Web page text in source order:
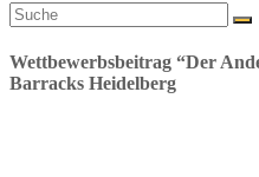
Suche
Wettbewerbsbeitrag “Der
Barracks Heidelberg